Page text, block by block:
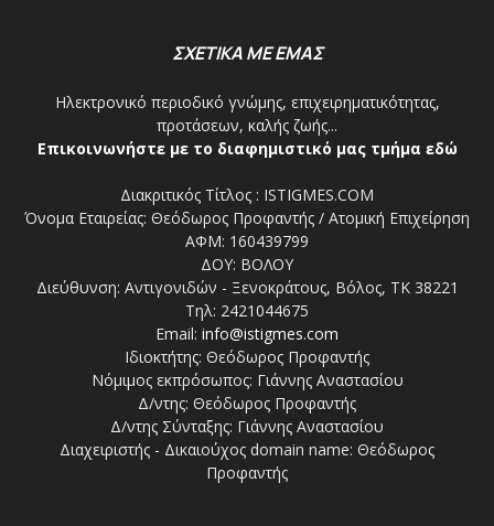
ΣΧΕΤΙΚΑ ΜΕ ΕΜΑΣ
Ηλεκτρονικό περιοδικό γνώμης, επιχειρηματικότητας,
προτάσεων, καλής ζωής...
Επικοινωνήστε με το διαφημιστικό μας τμήμα εδώ
Διακριτικός Τίτλος : ISTIGMES.COM
Όνομα Εταιρείας: Θεόδωρος Προφαντής / Ατομική Επιχείρηση
ΑΦΜ: 160439799
ΔΟΥ: ΒΟΛΟΥ
Διεύθυνση: Αντιγονιδών - Ξενοκράτους, Βόλος, ΤΚ 38221
Τηλ: 2421044675
Email: info@istigmes.com
Ιδιοκτήτης: Θεόδωρος Προφαντής
Νόμιμος εκπρόσωπος: Γιάννης Αναστασίου
Δ/ντης: Θεόδωρος Προφαντής
Δ/ντης Σύνταξης: Γιάννης Αναστασίου
Διαχειριστής - Δικαιούχος domain name: Θεόδωρος
Προφαντής